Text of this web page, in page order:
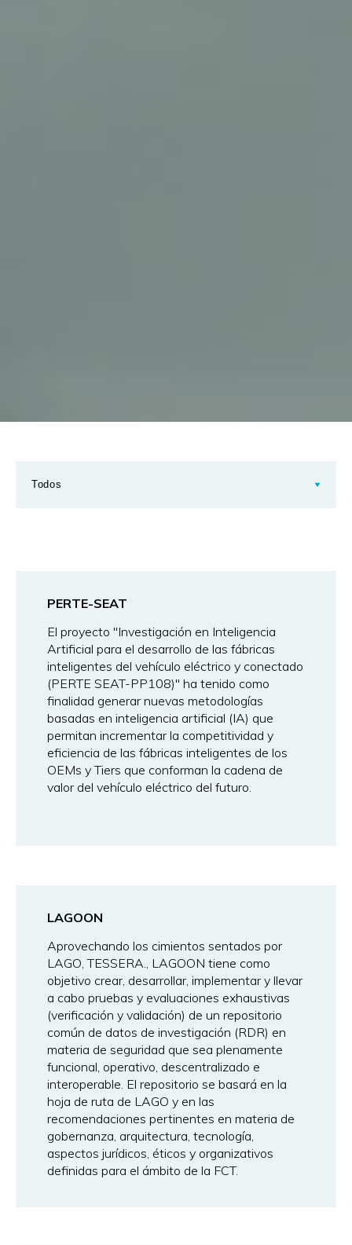
PERTE-SEAT
El proyecto "Investigación en Inteligencia
Artificial para el desarrollo de las fábricas
inteligentes del vehículo eléctrico y conectado
(PERTE SEAT-PP108)" ha tenido como
finalidad generar nuevas metodologías
basadas en inteligencia artificial (IA) que
permitan incrementar la competitividad y
eficiencia de las fábricas inteligentes de los
OEMs y Tiers que conforman la cadena de
valor del vehículo eléctrico del futuro.
LAGOON
Aprovechando los cimientos sentados por
LAGO, TESSERA., LAGOON tiene como
objetivo crear, desarrollar, implementar y llevar
a cabo pruebas y evaluaciones exhaustivas
(verificación y validación) de un repositorio
común de datos de investigación (RDR) en
materia de seguridad que sea plenamente
funcional, operativo, descentralizado e
interoperable. El repositorio se basará en la
hoja de ruta de LAGO y en las
recomendaciones pertinentes en materia de
gobernanza, arquitectura, tecnología,
aspectos jurídicos, éticos y organizativos
definidas para el ámbito de la FCT.